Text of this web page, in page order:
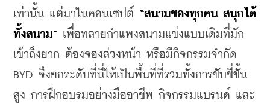
เท่านั้น แต่มาในคอนเซปต์ “สนามของทุกคน สนุกได้
ทั้งสนาม” เพื่อทลายกำแพงสนามแข่งแบบเดิมที่มัก
เข้าถึงยาก ต้องจองล่วงหน้า หรือมีกิจกรรมจำกัด
BYD จึงยกระดับที่นี่ให้เป็นพื้นที่ที่รวมทั้งการขับขี่ขั้น
สูง การฝึกอบรมอย่างมืออาชีพ กิจกรรมแบรนด์ และ